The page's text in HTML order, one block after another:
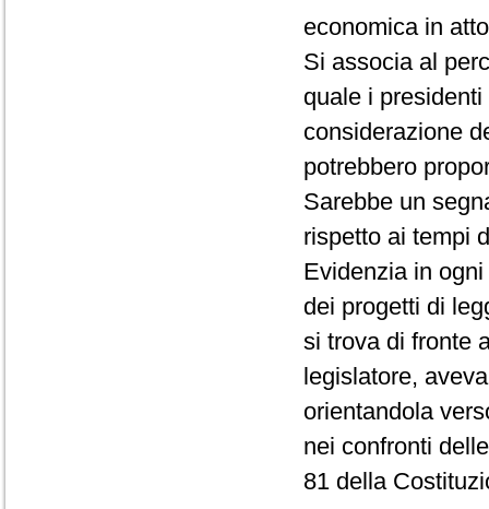
economica in
Si associa al
quale i
considerazione
potrebbero
Sarebbe un
rispetto ai tempi
Evidenzia in
dei progetti di
si trova di fronte
legislatore,
orientandola
nei confronti
81 della